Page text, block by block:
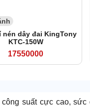
nén dây đai KingTony
KTC-150W
17550000
công suất cực cao,